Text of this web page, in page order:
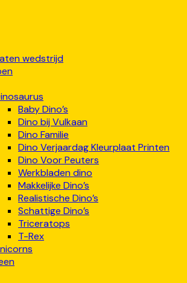
wedstrijd
Baby Dino’s
Dino bij Vulkaan
Dino Familie
Dino Verjaardag Kleurplaat Printen
Dino Voor Peuters
Werkbladen dino
Makkelijke Dino’s
Realistische Dino’s
Schattige Dino’s
Triceratops
T-Rex